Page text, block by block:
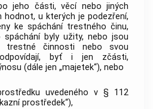
jeho části, věcí nebo jiných
hodnot, u kterých je podezření,
ke spáchání trestného činu,
spáchání byly užity, nebo jsou
trestné činnosti nebo svou
byť i jen zčásti,
(dále jen „majetek“), nebo
uvedeného v § 112
prostředek“),